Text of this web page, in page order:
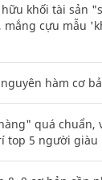
khối tài sản
mắng cựu mẫu
hàm cơ
quá chuẩn,
top 5 người giàu